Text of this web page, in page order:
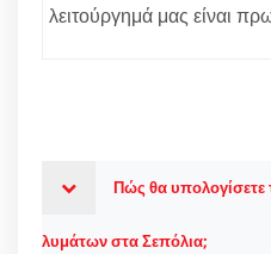
λειτούργημά μας είναι
Πώς θα υπολογίσετε
λυμάτων στα Σεπόλια;